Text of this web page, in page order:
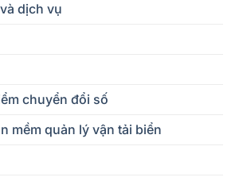
dịch vụ
chuyển đổi số
mềm quản lý vận tải biển